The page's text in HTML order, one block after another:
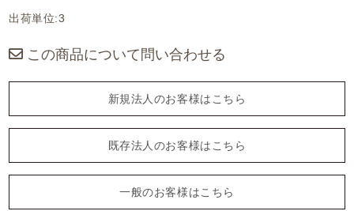
出荷単位:3
この商品について問い合わせる
新規法人のお客様はこちら
既存法人のお客様はこちら
一般のお客様はこちら